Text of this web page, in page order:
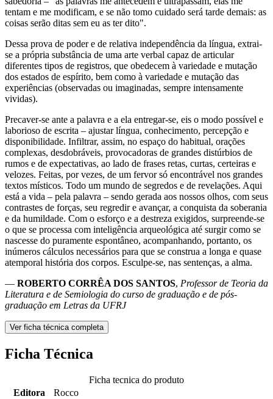
tentam e me modificam, e se não tomo cuidado será tarde demais: as
coisas serão ditas sem eu as ter dito".
Dessa prova de poder e de relativa independência da língua, extrai-
se a própria substância de uma arte verbal capaz de articular
diferentes tipos de registros, que obedecem à variedade e mutação
dos estados de espírito, bem como à variedade e mutação das
experiências (observadas ou imaginadas, sempre intensamente
vividas).
Precaver-se ante a palavra e a ela entregar-se, eis o modo possível e
laborioso de escrita – ajustar língua, conhecimento, percepção e
disponibilidade. Infiltrar, assim, no espaço do habitual, orações
complexas, desdobráveis, provocadoras de grandes distúrbios de
rumos e de expectativas, ao lado de frases retas, curtas, certeiras e
velozes. Feitas, por vezes, de um fervor só encontrável nos grandes
textos místicos. Todo um mundo de segredos e de revelações. Aqui
está a vida – pela palavra – sendo gerada aos nossos olhos, com seus
contrastes de forças, seu regredir e avançar, a conquista da soberania
e da humildade. Com o esforço e a destreza exigidos, surpreende-se
o que se processa com inteligência arqueológica até surgir como se
nascesse do puramente espontâneo, acompanhando, portanto, os
inúmeros cálculos necessários para que se construa a longa e quase
atemporal história dos corpos. Esculpe-se, nas sentenças, a alma.
— ROBERTO CORRÊA DOS SANTOS, Professor de Teoria da
Literatura e de Semiologia do curso de graduação e de pós-
graduação em Letras da UFRJ
Ver ficha técnica completa
Ficha Técnica
Ficha tecnica do produto
Editora
Rocco